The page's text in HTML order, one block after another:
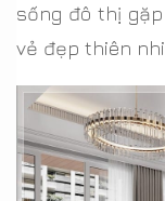
sống đô thị
vẻ đẹp thiên